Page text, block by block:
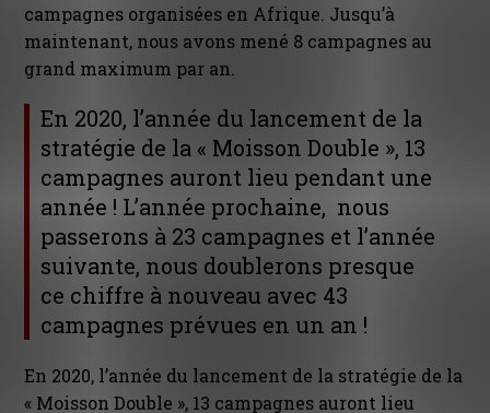
campagnes organisées en Afrique. Jusqu’à
maintenant, nous avons mené 8 campagnes au
grand maximum par an.
En 2020, l’année du lancement de la
stratégie de la « Moisson Double », 13
campagnes auront lieu pendant une
année ! L’année prochaine, nous
passerons à 23 campagnes et l’année
suivante, nous doublerons presque
ce chiffre à nouveau avec 43
campagnes prévues en un an !
En 2020, l’année du lancement de la stratégie de la
« Moisson Double », 13 campagnes auront lieu